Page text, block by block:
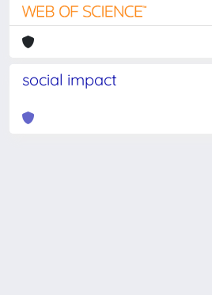
social impact